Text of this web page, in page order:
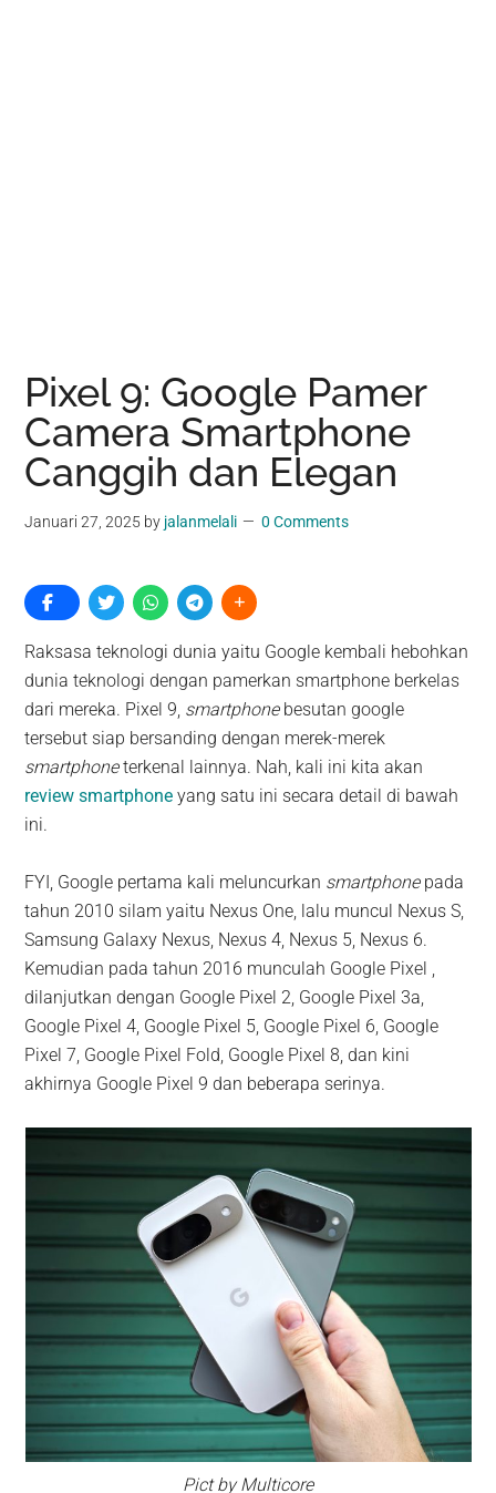
Pixel 9: Google Pamer
Camera Smartphone
Canggih dan Elegan
Januari 27, 2025 by jalanmelali 0 Comments
Raksasa teknologi dunia yaitu Google kembali hebohkan
dunia teknologi dengan pamerkan smartphone berkelas
dari mereka. Pixel 9, smartphonebesutan google
tersebut siap bersanding dengan merek-merek
smartphoneterkenal lainnya. Nah, kali ini kita akan
review smartphone yang satu ini secara detail di bawah
ini.
FYI, Google pertama kali meluncurkan smartphonepada
tahun 2010 silam yaitu Nexus One, lalu muncul Nexus S,
Samsung Galaxy Nexus, Nexus 4, Nexus 5, Nexus 6.
Kemudian pada tahun 2016 munculah Google Pixel ,
dilanjutkan dengan Google Pixel 2, Google Pixel 3a,
Google Pixel 4, Google Pixel 5, Google Pixel 6, Google
Pixel 7, Google Pixel Fold, Google Pixel 8, dan kini
akhirnya Google Pixel 9 dan beberapa serinya.
Pict by Multicore